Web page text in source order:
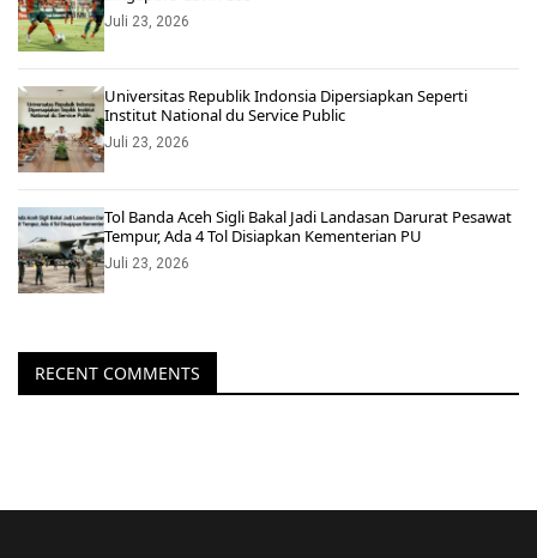
Juli 23, 2026
Universitas Republik Indonsia Dipersiapkan Seperti
Institut National du Service Public
Juli 23, 2026
Tol Banda Aceh Sigli Bakal Jadi Landasan Darurat Pesawat
Tempur, Ada 4 Tol Disiapkan Kementerian PU
Juli 23, 2026
RECENT COMMENTS